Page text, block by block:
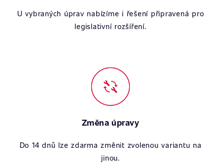
U vybraných úprav nabízíme i řešení připravená pro
legislativní rozšíření.
Změna úpravy
Do 14 dnů lze zdarma změnit zvolenou variantu na
jinou.